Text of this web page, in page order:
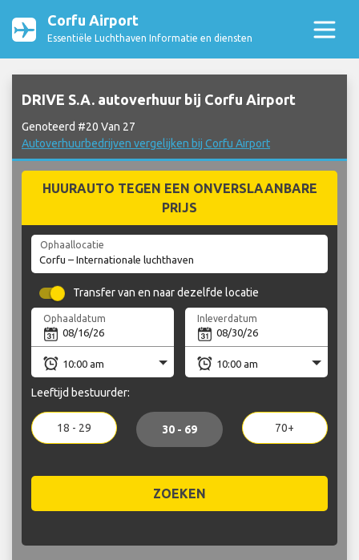
Corfu Airport
Essentiële Luchthaven Informatie en diensten
DRIVE S.A. autoverhuur bij Corfu Airport
Genoteerd #20 Van 27
Autoverhuurbedrijven vergelijken bij Corfu Airport
HUURAUTO TEGEN EEN ONVERSLAANBARE
PRIJS
Ophaallocatie
Transfer van en naar dezelfde locatie
Ophaaldatum Inleverdatum
Leeftijd bestuurder:
18 - 29 30 - 69 70+
ZOEKEN